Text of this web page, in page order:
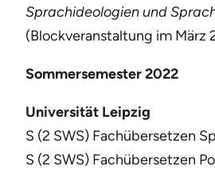
Sprachideologien und
(Blockveranstaltung im März
Sommersemester 2022
Universität Leipzig
S (2 SWS) Fachübersetzen
S (2 SWS) Fachübersetzen